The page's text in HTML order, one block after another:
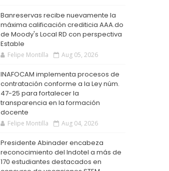
Banreservas recibe nuevamente la
máxima calificación crediticia AAA.do
de Moody's Local RD con perspectiva
Estable
Felipe Montilla Aug 05, 2026
INAFOCAM implementa procesos de
contratación conforme a la Ley núm.
47-25 para fortalecer la
transparencia en la formación
docente
Felipe Montilla Aug 04, 2026
Presidente Abinader encabeza
reconocimiento del Indotel a más de
170 estudiantes destacados en